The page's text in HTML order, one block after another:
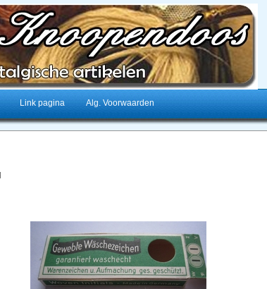
Link pagina Alg. Voorwaarden